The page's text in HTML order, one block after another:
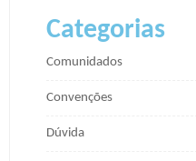
Categorias
Comunidados
Convenções
Dúvida